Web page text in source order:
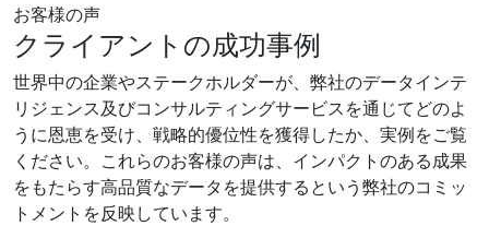
お客様の声
クライアントの成功事例
世界中の企業やステークホルダーが、弊社のデータインテ
リジェンス及びコンサルティングサービスを通じてどのよ
うに恩恵を受け、戦略的優位性を獲得したか、実例をご覧
ください。これらのお客様の声は、インパクトのある成果
をもたらす高品質なデータを提供するという弊社のコミッ
トメントを反映しています。